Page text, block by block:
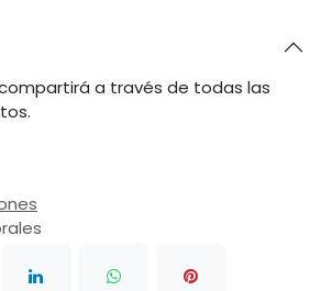
a través de todas las